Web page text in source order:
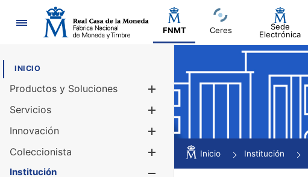
Navegación
FNMT Ceres
Sede
Electrónica
INICIO
Productos y Soluciones
Mostrar/Ocultar
Servicios
Innovación
Coleccionista
Mostrar/Ocultar
Institución
Inicio Institución